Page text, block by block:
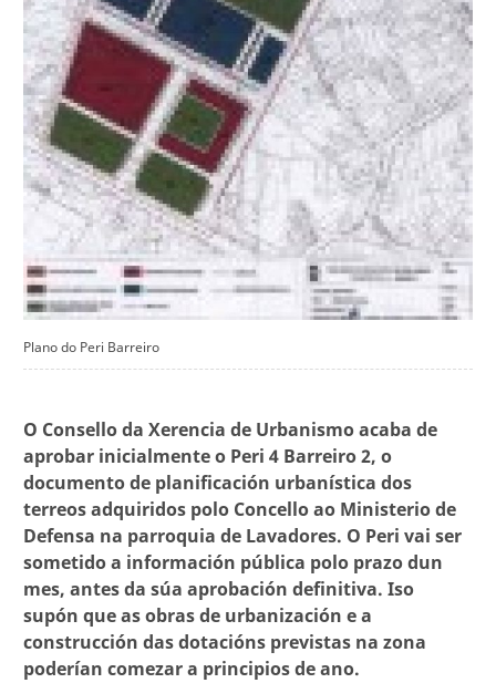
Plano do Peri Barreiro
O Consello da Xerencia de Urbanismo acaba de
aprobar inicialmente o Peri 4 Barreiro 2, o
documento de planificación urbanística dos
terreos adquiridos polo Concello ao Ministerio de
Defensa na parroquia de Lavadores. O Peri vai ser
sometido a información pública polo prazo dun
mes, antes da súa aprobación definitiva. Iso
supón que as obras de urbanización e a
construcción das dotacións previstas na zona
poderían comezar a principios de ano.